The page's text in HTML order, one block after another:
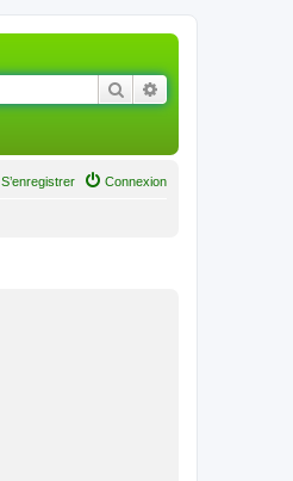
Rechercher
Connexion
S’enregistrer